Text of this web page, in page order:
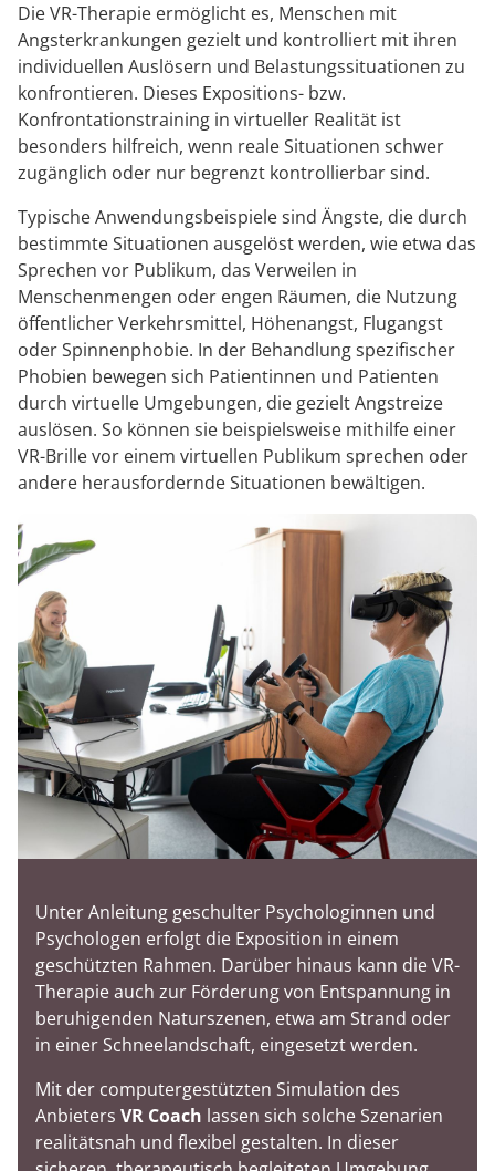
Die VR-Therapie ermöglicht es, Menschen mit
Angsterkrankungen gezielt und kontrolliert mit ihren
individuellen Auslösern und Belastungssituationen zu
konfrontieren. Dieses Expositions- bzw.
Konfrontationstraining in virtueller Realität ist
besonders hilfreich, wenn reale Situationen schwer
zugänglich oder nur begrenzt kontrollierbar sind.
Typische Anwendungsbeispiele sind Ängste, die durch
bestimmte Situationen ausgelöst werden, wie etwa das
Sprechen vor Publikum, das Verweilen in
Menschenmengen oder engen Räumen, die Nutzung
öffentlicher Verkehrsmittel, Höhenangst, Flugangst
oder Spinnenphobie. In der Behandlung spezifischer
Phobien bewegen sich Patientinnen und Patienten
durch virtuelle Umgebungen, die gezielt Angstreize
auslösen. So können sie beispielsweise mithilfe einer
VR-Brille vor einem virtuellen Publikum sprechen oder
andere herausfordernde Situationen bewältigen.
Unter Anleitung geschulter Psychologinnen und
Psychologen erfolgt die Exposition in einem
geschützten Rahmen. Darüber hinaus kann die VR-
Therapie auch zur Förderung von Entspannung in
beruhigenden Naturszenen, etwa am Strand oder
in einer Schneelandschaft, eingesetzt werden.
Mit der computergestützten Simulation des
Anbieters VR Coach lassen sich solche Szenarien
realitätsnah und flexibel gestalten. In dieser